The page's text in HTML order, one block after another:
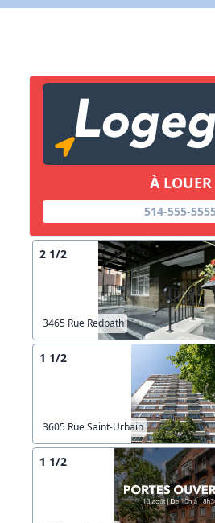
À LOUER
514-555-
2 1/2
3465 Rue Redpath
1 1/2
3605 Rue Saint-Urbain
1 1/2
Copier lien